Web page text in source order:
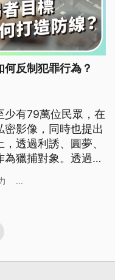
反制犯罪行為？
少有79萬位民眾，在
影像，同時也提出
透過利誘、圓夢、
獵捕對象。透過報
...